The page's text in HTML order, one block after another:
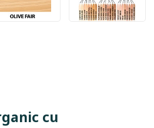
cu